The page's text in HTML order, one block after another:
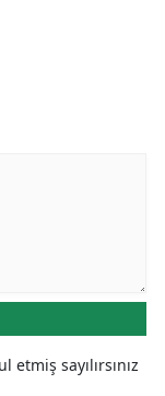
etmiş sayılırsınız